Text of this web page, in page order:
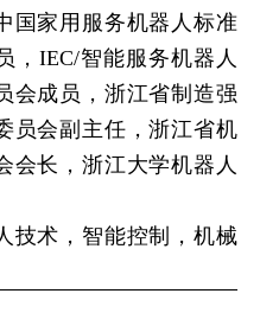
国家用服务机器人标准
，IEC/智能服务机器人
会成员，浙江省制造强
员会副主任，浙江省机
会长，浙江大学机器人
技术，智能控制，机械